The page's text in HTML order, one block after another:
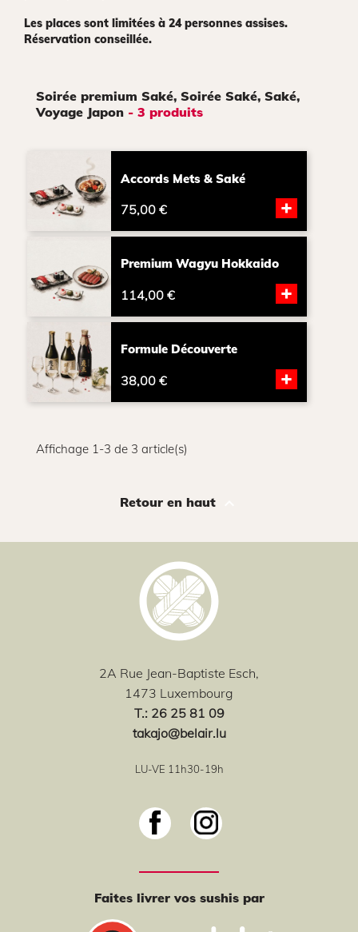
Les places sont limitées à 24 personnes assises.
Réservation conseillée.
Soirée premium Saké, Soirée Saké, Saké,
Voyage Japon - 3 produits
Accords Mets & Saké
75,00 € +
Premium Wagyu Hokkaido
114,00 € +
Formule Découverte
38,00 € +
Affichage 1-3 de 3 article(s)
Retour en haut
2A Rue Jean-Baptiste Esch,
1473 Luxembourg
T.: 26 25 81 09
takajo@belair.lu
LU-VE 11h30-19h
Faites livrer vos sushis par